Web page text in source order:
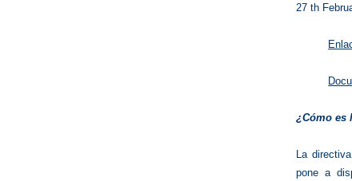
27 th
¿Cómo es
La
pone a